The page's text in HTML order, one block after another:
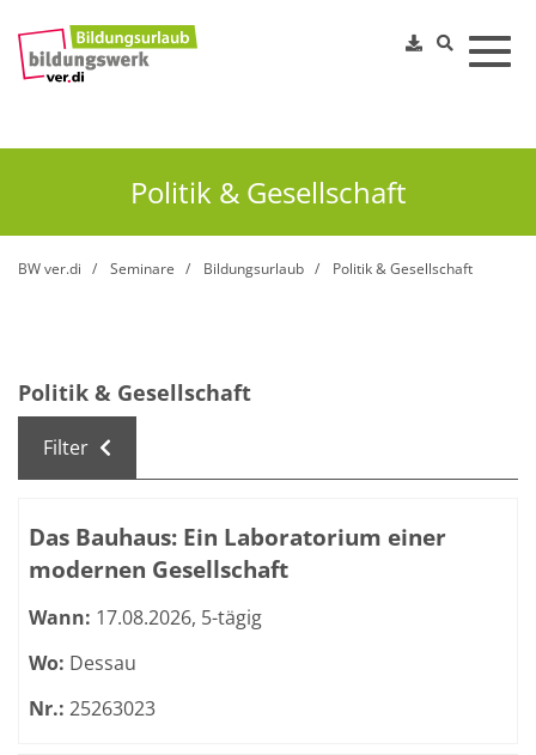
Politik & Gesellschaft
BW ver.di Seminare Bildungsurlaub Politik & Gesellschaft
Politik & Gesellschaft
Filter
Das Bauhaus: Ein Laboratorium einer
modernen Gesellschaft
Wann: 17.08.2026, 5-tägig
Wo: Dessau
Nr.: 25263023